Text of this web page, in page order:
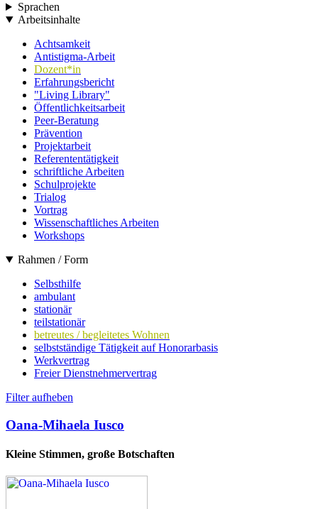
Sprachen
Arbeitsinhalte
Achtsamkeit
Antistigma-Arbeit
Dozent*in
Erfahrungsbericht
"Living Library"
Öffentlichkeitsarbeit
Peer-Beratung
Prävention
Projektarbeit
Referententätigkeit
schriftliche Arbeiten
Schulprojekte
Trialog
Vortrag
Wissenschaftliches Arbeiten
Workshops
Rahmen / Form
Selbsthilfe
ambulant
stationär
teilstationär
betreutes / begleitetes Wohnen
selbstständige Tätigkeit auf Honorarbasis
Werkvertrag
Freier Dienstnehmervertrag
Filter aufheben
Oana-Mihaela Iusco
Kleine Stimmen, große Botschaften